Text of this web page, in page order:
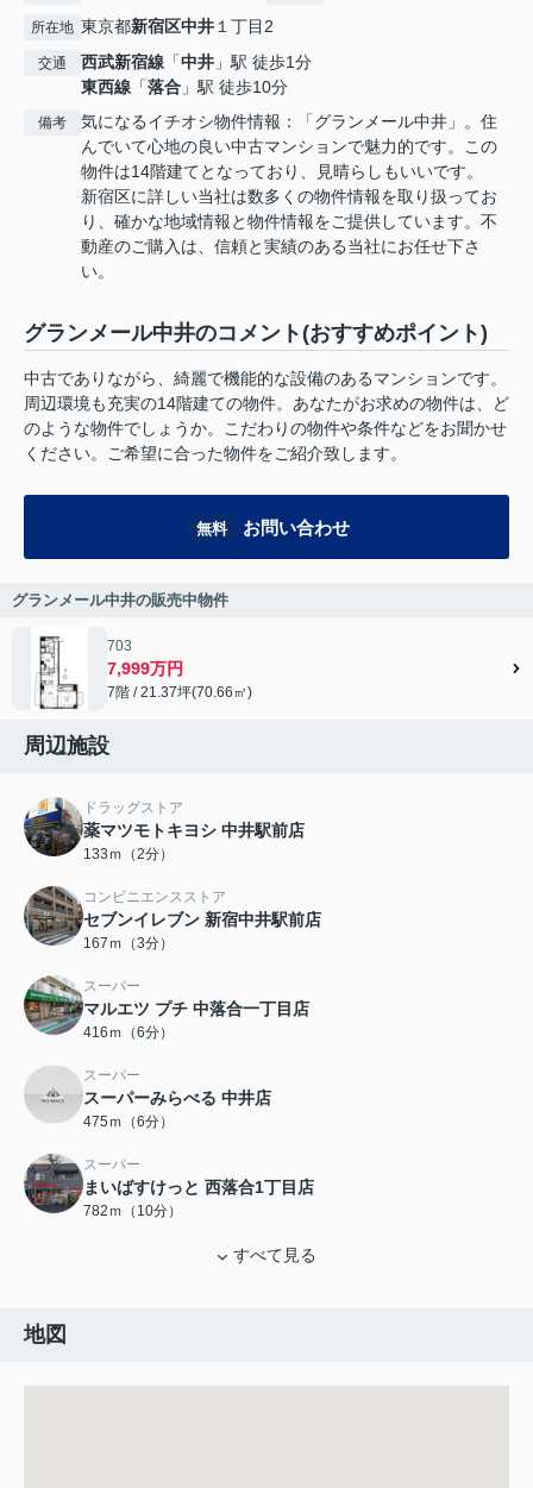
所在地 東京都新宿区中井１丁目2
交通 西武新宿線 「中井 」駅 徒歩1分
東西線 「落合 」駅 徒歩10分
備考
気になるイチオシ物件情報：「グランメール中井」。住
んでいて心地の良い中古マンションで魅力的です。この
物件は14階建てとなっており、見晴らしもいいです。
新宿区に詳しい当社は数多くの物件情報を取り扱ってお
り、確かな地域情報と物件情報をご提供しています。不
動産のご購入は、信頼と実績のある当社にお任せ下さ
い。
グランメール中井のコメント(おすすめポイント)
中古でありながら、綺麗で機能的な設備のあるマンションです。
周辺環境も充実の14階建ての物件。あなたがお求めの物件は、ど
のような物件でしょうか。こだわりの物件や条件などをお聞かせ
ください。ご希望に合った物件をご紹介致します。
無料 お問い合わせ
グランメール中井の販売中物件
703
7,999万円
7階 / 21.37坪(70.66㎡)
周辺施設
ドラッグストア
薬マツモトキヨシ 中井駅前店
133ｍ（2分）
コンビニエンスストア
セブンイレブン 新宿中井駅前店
167ｍ（3分）
スーパー
マルエツ プチ 中落合一丁目店
416ｍ（6分）
スーパー
スーパーみらべる 中井店
475ｍ（6分）
スーパー
まいばすけっと 西落合1丁目店
782ｍ（10分）
すべて見る
地図